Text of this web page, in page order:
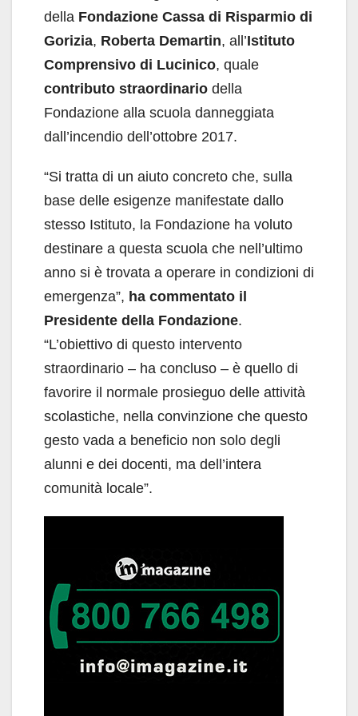
della Fondazione Cassa di Risparmio di
Gorizia, Roberta Demartin, all’Istituto
Comprensivo di Lucinico, quale
contributo straordinario della
Fondazione alla scuola danneggiata
dall’incendio dell’ottobre 2017.
“Si tratta di un aiuto concreto che, sulla
base delle esigenze manifestate dallo
stesso Istituto, la Fondazione ha voluto
destinare a questa scuola che nell’ultimo
anno si è trovata a operare in condizioni di
emergenza”, ha commentato il
Presidente della Fondazione.
“L’obiettivo di questo intervento
straordinario – ha concluso – è quello di
favorire il normale prosieguo delle attività
scolastiche, nella convinzione che questo
gesto vada a beneficio non solo degli
alunni e dei docenti, ma dell’intera
comunità locale”.